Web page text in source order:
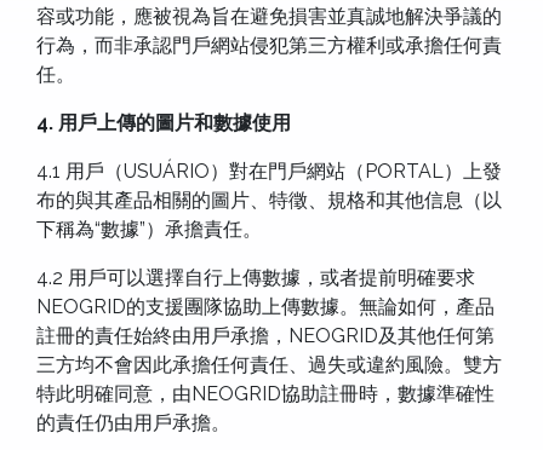
容或功能，應被視為旨在避免損害並真誠地解決爭議的
行為，而非承認門戶網站侵犯第三方權利或承擔任何責
任。
4. 用戶上傳的圖片和數據使用
4.1 用戶（USUÁRIO）對在門戶網站（PORTAL）上發
布的與其產品相關的圖片、特徵、規格和其他信息（以
下稱為“數據”）承擔責任。
4.2 用戶可以選擇自行上傳數據，或者提前明確要求
NEOGRID的支援團隊協助上傳數據。無論如何，產品
註冊的責任始終由用戶承擔，NEOGRID及其他任何第
三方均不會因此承擔任何責任、過失或違約風險。雙方
特此明確同意，由NEOGRID協助註冊時，數據準確性
的責任仍由用戶承擔。